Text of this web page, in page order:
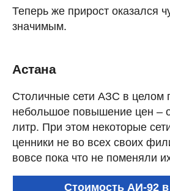
Теперь же прирост оказался
значимым.
Астана
Столичные сети АЗС в целом
небольшое повышение цен –
литр. При этом некоторые
ценники не во всех своих
вовсе пока что не поменяли
Стоимость АИ-92